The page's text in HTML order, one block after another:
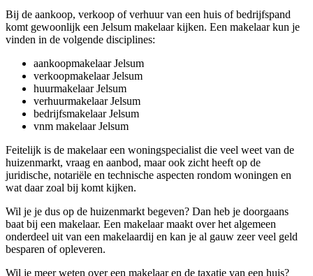
Bij de aankoop, verkoop of verhuur van een huis of bedrijfspand
komt gewoonlijk een Jelsum makelaar kijken. Een makelaar kun je
vinden in de volgende disciplines:
aankoopmakelaar Jelsum
verkoopmakelaar Jelsum
huurmakelaar Jelsum
verhuurmakelaar Jelsum
bedrijfsmakelaar Jelsum
vnm makelaar Jelsum
Feitelijk is de makelaar een woningspecialist die veel weet van de
huizenmarkt, vraag en aanbod, maar ook zicht heeft op de
juridische, notariële en technische aspecten rondom woningen en
wat daar zoal bij komt kijken.
Wil je je dus op de huizenmarkt begeven? Dan heb je doorgaans
baat bij een makelaar. Een makelaar maakt over het algemeen
onderdeel uit van een makelaardij en kan je al gauw zeer veel geld
besparen of opleveren.
Wil je meer weten over een makelaar en de taxatie van een huis?